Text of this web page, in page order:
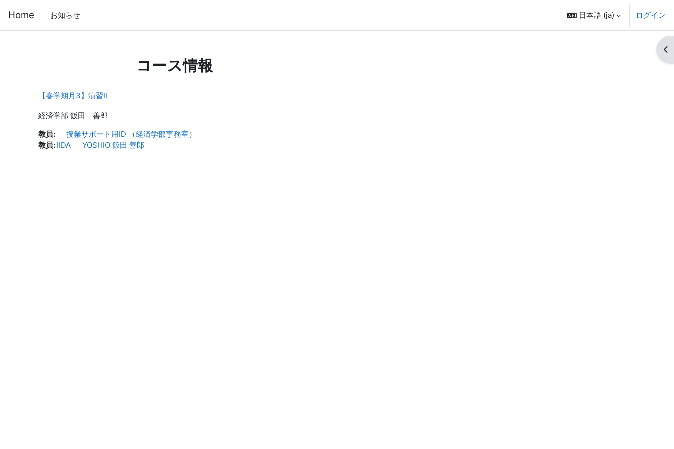
Home お知らせ 日本語 ‎(ja)‎ ログイン
ブ
コース情報
【春学期月3】演習Ⅱ
経済学部 飯田 善郎
教員:
授業サポート用ID （経済学部事務室）
教員: IIDA YOSHIO 飯田 善郎